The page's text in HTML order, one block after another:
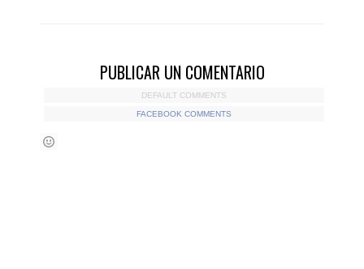
PUBLICAR UN COMENTARIO
DEFAULT COMMENTS
FACEBOOK COMMENTS